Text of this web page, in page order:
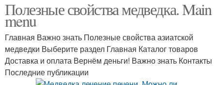
Полезные свойства медведка. Main
menu
Главная Важно знать Полезные свойства азиатской
медведки Выберите раздел Главная Каталог товаров
Доставка и оплата Вернём деньги! Важно знать Контакты
Последние публикации